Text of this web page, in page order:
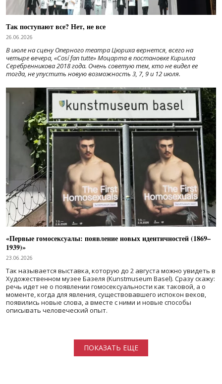
Так поступают все? Нет, не все
26.06.2026
В июле на сцену Оперного театра Цюриха вернется, всего на
четыре вечера, «Cosí fan tutte» Моцарта в постановке Кирилла
Серебренникова 2018 года. Очень советую тем, кто не видел ее
тогда, не упустить новую возможность 3, 7, 9 и 12 июля.
«Первые гомосексуалы: появление новых идентичностей (1869–
1939)»
23.06.2026
Так называется выставка, которую до 2 августа можно увидеть в
Художественном музее Базеля (Kunstmuseum Basel). Сразу скажу:
речь идет не о появлении гомосексуальности как таковой, а о
моменте, когда для явления, существовавшего испокон веков,
появились новые слова, а вместе с ними и новые способы
описывать человеческий опыт.
ПОКАЗАТЬ ЕЩЕ